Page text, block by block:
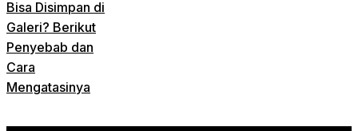
Bisa Disimpan di
Galeri? Berikut
Penyebab dan
Cara
Mengatasinya